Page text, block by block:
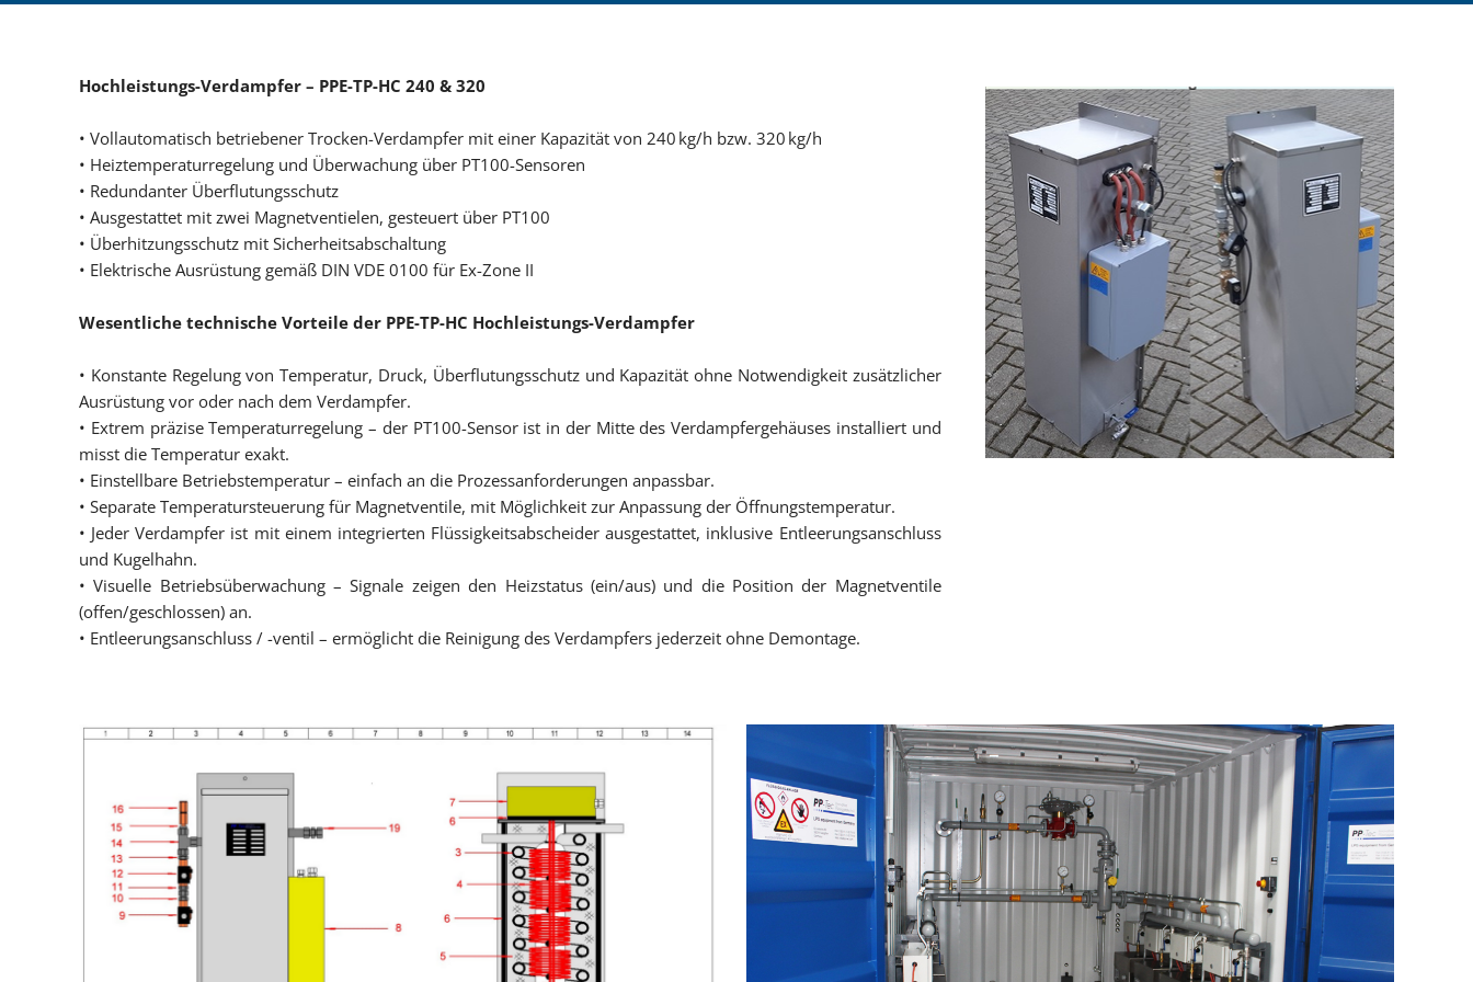
Komplette Verdampferanlagen
Kompressoren BLACKMER Kompressoraggregate von PPTEC-ENERGY
EDUR-Kreiselpumpen für Flüssiggas
HYDROVACUUM Seitenkanalpumpen für Flüssiggas
Treibschieberpumpen BLACKMER
REGO und MARSHALL Equipment
Messanlagen SAMPI, LIQUID CONTROLS
Messanlagen Liqua-Tech
Ersatzteile für NINNELT Füllanlagen
Anlagenbau
Planung und Engineering
Sonderanfertigung, Schweiss- und Drehteile
Biogas
Hochleistungs-Verdampfer – PPE-TP-HC 240 & 320
• Vollautomatisch betriebener Trocken-Verdampfer mit einer Kapazität von 240 kg/h bzw. 320 kg/h
• Heiztemperaturregelung und Überwachung über PT100-Sensoren
• Redundanter Überflutungsschutz
• Ausgestattet mit zwei Magnetventielen, gesteuert über PT100
• Überhitzungsschutz mit Sicherheitsabschaltung
• Elektrische Ausrüstung gemäß DIN VDE 0100 für Ex-Zone II
Wesentliche technische Vorteile der PPE-TP-HC Hochleistungs-Verdampfer
• Konstante Regelung von Temperatur, Druck, Überflutungsschutz und Kapazität ohne Notwendigkeit zusätzlicher
Ausrüstung vor oder nach dem Verdampfer.
• Extrem präzise Temperaturregelung – der PT100-Sensor ist in der Mitte des Verdampfergehäuses installiert und
misst die Temperatur exakt.
• Einstellbare Betriebstemperatur – einfach an die Prozessanforderungen anpassbar.
• Separate Temperatursteuerung für Magnetventile, mit Möglichkeit zur Anpassung der Öffnungstemperatur.
• Jeder Verdampfer ist mit einem integrierten Flüssigkeitsabscheider ausgestattet, inklusive Entleerungsanschluss
und Kugelhahn.
• Visuelle Betriebsüberwachung – Signale zeigen den Heizstatus (ein/aus) und die Position der Magnetventile
(offen/geschlossen) an.
• Entleerungsanschluss / -ventil – ermöglicht die Reinigung des Verdampfers jederzeit ohne Demontage.